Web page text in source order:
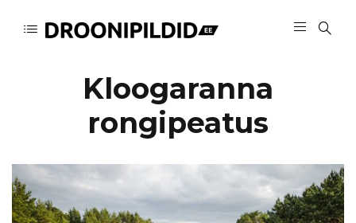
Kloogaranna
rongipeatus